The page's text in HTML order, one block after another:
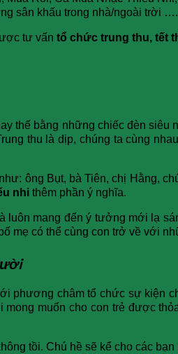
sân khấu trong nhà/ngoài trời ….
tư vấn tổ chức trung thu, tết
thế bằng những chiếc đèn
thu là dịp, chúng ta cùng
ông Bụt, bà Tiên, chị Hằng,
nhi thêm phần ý nghĩa.
mang đến ý tưởng mới lạ
mẹ có thể cùng con trở về với
phương châm tổ chức sự kiện
muốn cho con trẻ được
tồi. Chú hề sẽ kể cho các